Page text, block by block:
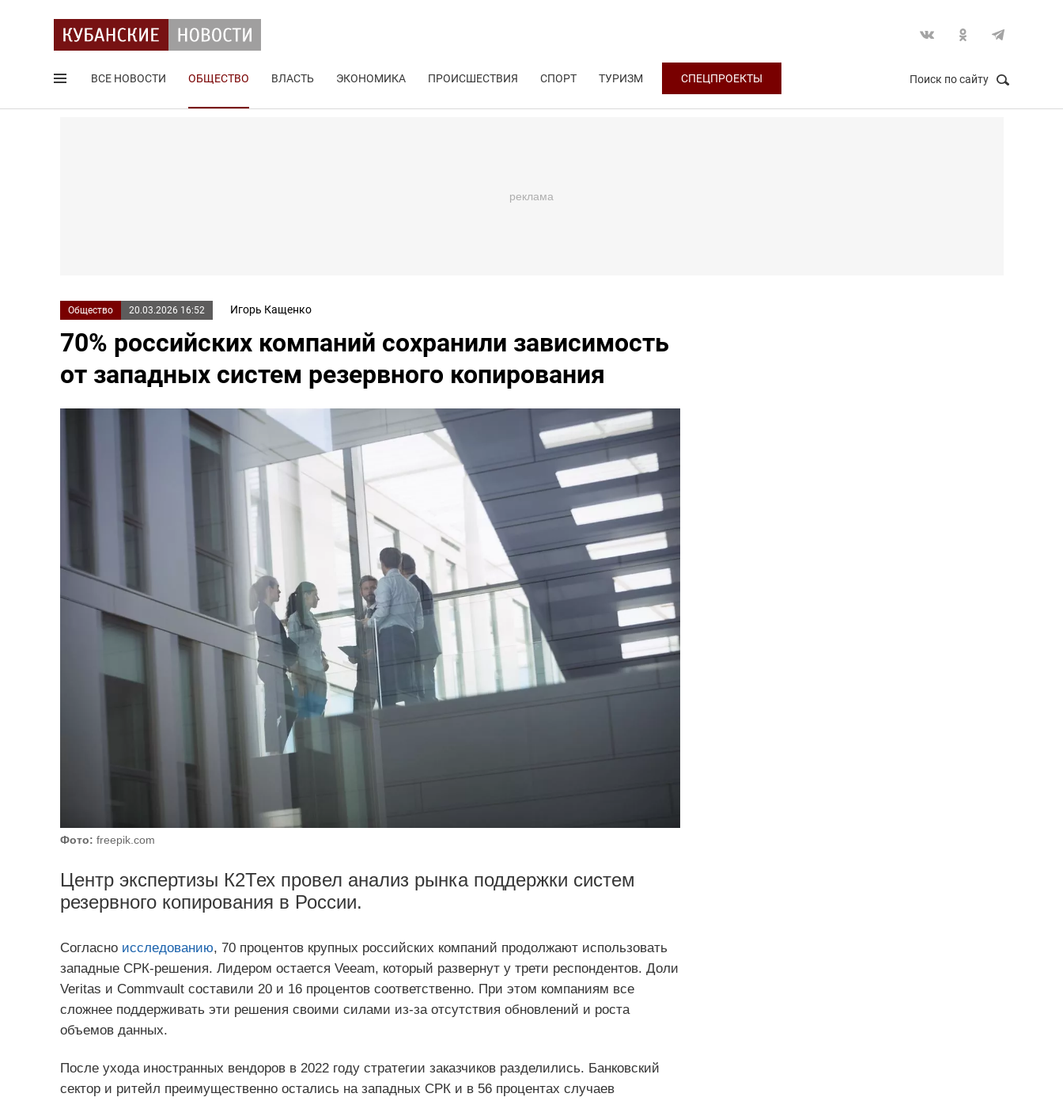
ВСЕ НОВОСТИ ОБЩЕСТВО ВЛАСТЬ ЭКОНОМИКА ПРОИСШЕСТВИЯ СПОРТ ТУРИЗМ СПЕЦПРОЕКТЫ Поиск по сайту
Общество 20.03.2026 16:52 Игорь Кащенко
70% российских компаний сохранили зависимость
от западных систем резервного копирования
Фото: freepik.com
Центр экспертизы К2Тех провел анализ рынка поддержки систем
резервного копирования в России.
Согласно исследованию, 70 процентов крупных российских компаний продолжают использовать
западные СРК-решения. Лидером остается Veeam, который развернут у трети респондентов. Доли
Veritas и Commvault составили 20 и 16 процентов соответственно. При этом компаниям все
сложнее поддерживать эти решения своими силами из-за отсутствия обновлений и роста
объемов данных.
После ухода иностранных вендоров в 2022 году стратегии заказчиков разделились. Банковский
сектор и ритейл преимущественно остались на западных СРК и в 56 процентах случаев